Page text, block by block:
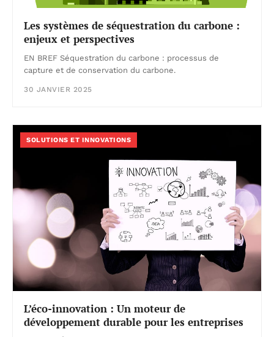
Les systèmes de séquestration du carbone :
enjeux et perspectives
EN BREF Séquestration du carbone : processus de
capture et de conservation du carbone.
30 JANVIER 2025
SOLUTIONS ET INNOVATIONS
L’éco-innovation : Un moteur de
développement durable pour les entreprises